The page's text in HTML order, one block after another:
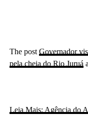
The post Governador
pela cheia do Rio Juruá
Leia Mais: Agência do